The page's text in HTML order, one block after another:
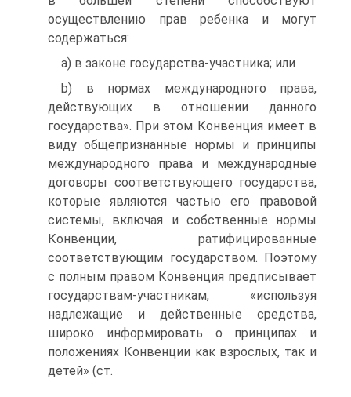
осуществлению прав ребенка и могут
содержаться:
a) в законе государства-участника; или
b) в нормах международного права,
действующих в отношении данного
государства». При этом Конвенция имеет в
виду общепризнанные нормы и принципы
международного права и международные
договоры соответствующего государства,
которые являются частью его правовой
системы, включая и собственные нормы
Конвенции, ратифицированные
соответствующим государством. Поэтому
с полным правом Конвенция предписывает
государствам-участникам, «используя
надлежащие и действенные средства,
широко информировать о принципах и
положениях Конвенции как взрослых, так и
детей» (ст.